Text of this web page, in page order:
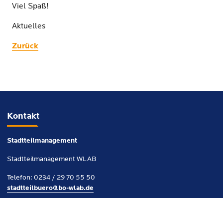
Viel Spaß!
Aktuelles
Zurück
Kontakt
Stadtteilmanagement
Stadtteilmanagement WLAB
Telefon: 0234 / 29 70 55 50
stadtteilbuero@bo-wlab.de